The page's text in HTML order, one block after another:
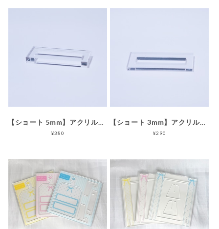
【ショート 5mm】アクリルブロックスタンド しっかりタイプ
¥380
【ショート 3mm】アクリルブロックスタンド すっきりタイプ
¥290